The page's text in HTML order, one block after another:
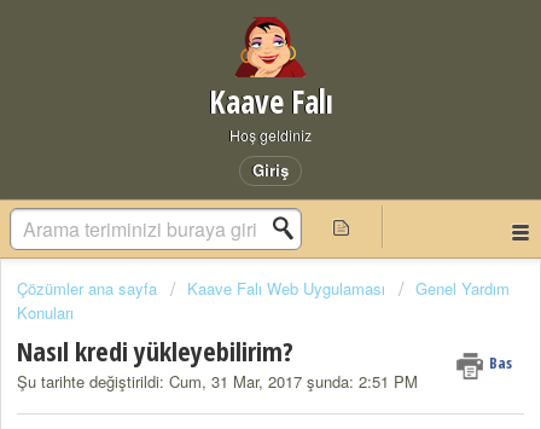
Kaave Falı
Hoş geldiniz
Giriş
Çözümler ana sayfa Kaave Falı Web Uygulaması
Genel Yardım
Konuları
Nasıl kredi yükleyebilirim? Bas
Şu tarihte değiştirildi: Cum, 31 Mar, 2017 şunda: 2:51 PM